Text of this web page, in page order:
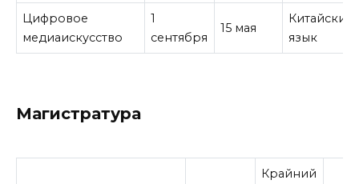
Цифровое
медиаискусство
1
сентября
15 мая
Китайский
язык
Магистратура
Крайний